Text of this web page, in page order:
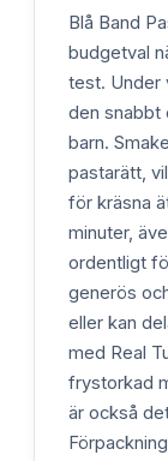
Blå Band
budgetval
test. Under
den snabbt
barn.
pastarätt,
för kräsna
minuter,
ordentligt
generös
eller kan
med Real
frystorkad
är också